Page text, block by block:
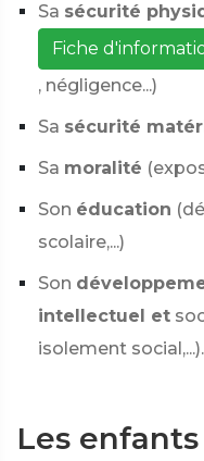
Sa sécurité
Fiche
, négligence...)
Sa sécurité
Sa moralité
Son éducation
scolaire,...)
Son
intellectuel et
isolement social,...).
Les